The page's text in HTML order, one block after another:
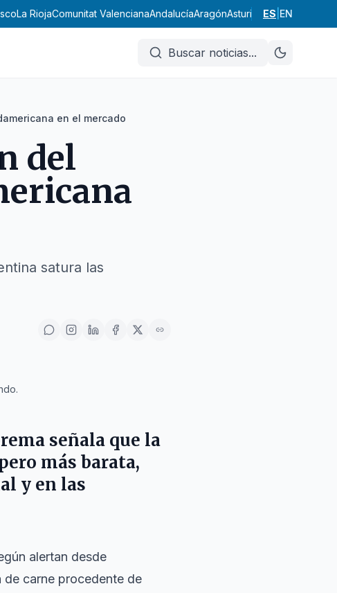
La RiojaComunitat ValencianaAndalucíaAragónAsturias Illes Balears
ES EN
Buscar noticias...
en el mercado
del
satura las
señala que la
más barata,
y en las
alertan desde
carne procedente de